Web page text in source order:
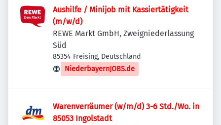
Aushilfe / Minijob mit Kassiertätigkeit
(m/w/d)
REWE Markt GmbH, Zweigniederlassung
Süd
85354 Freising, Deutschland
NiederbayernJOBS.de
Warenverräumer (w/m/d) 3-6 Std./Wo. in
85053 Ingolstadt